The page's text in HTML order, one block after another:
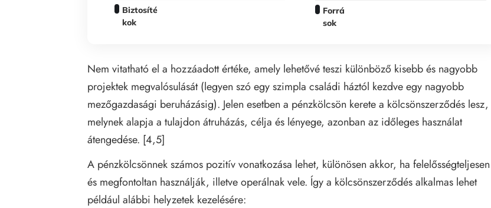
Biztosíté
kok
Forrá
sok
Nem vitatható el a hozzáadott értéke, amely lehetővé teszi különböző kisebb és nagyobb
projektek megvalósulását (legyen szó egy szimpla családi háztól kezdve egy nagyobb
mezőgazdasági beruházásig). Jelen esetben a pénzkölcsön kerete a kölcsönszerződés lesz,
melynek alapja a tulajdon átruházás, célja és lényege, azonban az időleges használat
átengedése. [4,5]
A pénzkölcsönnek számos pozitív vonatkozása lehet, különösen akkor, ha felelősségteljesen
és megfontoltan használják, illetve operálnak vele. Így a kölcsönszerződés alkalmas lehet
például alábbi helyzetek kezelésére: